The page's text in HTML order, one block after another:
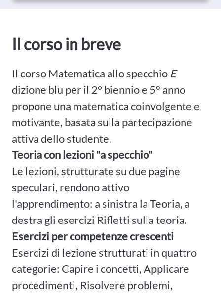
Il corso in breve
Il corso Matematica allo specchio E
dizione blu per il 2° biennio e 5° anno
propone una matematica coinvolgente e
motivante, basata sulla partecipazione
attiva dello studente.
Teoria con lezioni "a specchio"
Le lezioni, strutturate su due pagine
speculari, rendono attivo
l'apprendimento: a sinistra la Teoria, a
destra gli esercizi Rifletti sulla teoria.
Esercizi per competenze crescenti
Esercizi di lezione strutturati in quattro
categorie: Capire i concetti, Applicare
procedimenti, Risolvere problemi,